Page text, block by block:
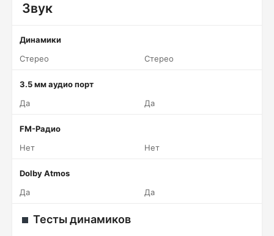
Звук
Динамики
Стерео
Стерео
3.5 мм аудио порт
Да
Да
FM-Радио
Нет
Нет
Dolby Atmos
Да
Да
Тесты динамиков